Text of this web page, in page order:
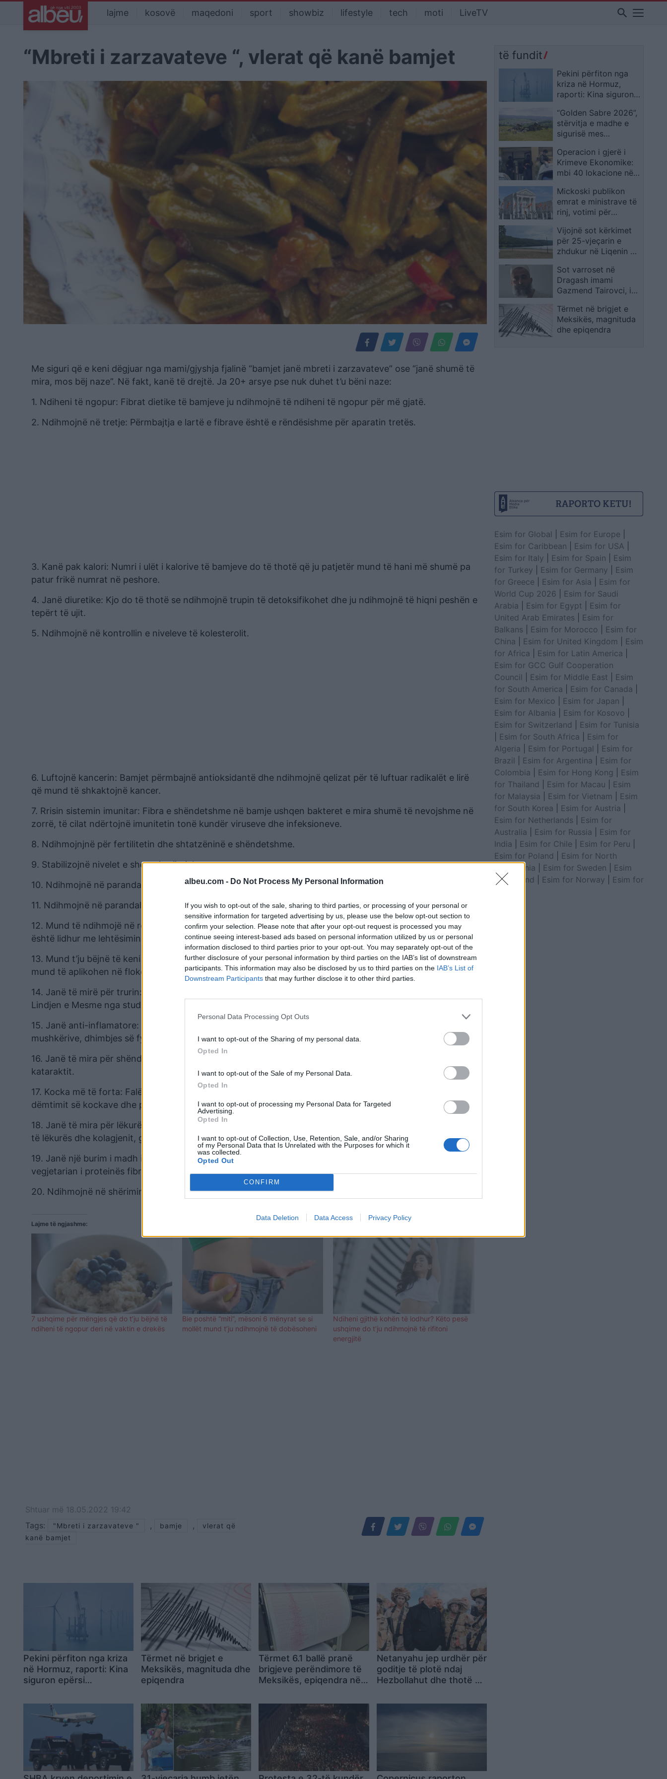
albeu.com - Do Not Process My Personal Information
If you wish to opt-out of the sale, sharing to third parties, or processing of your personal or
sensitive information for targeted advertising by us, please use the below opt-out section to
confirm your selection. Please note that after your opt-out request is processed you may
continue seeing interest-based ads based on personal information utilized by us or personal
information disclosed to third parties prior to your opt-out. You may separately opt-out of the
further disclosure of your personal information by third parties on the IAB’s list of downstream
participants. This information may also be disclosed by us to third parties on the IAB’s List of
Downstream Participants that may further disclose it to other third parties.
Personal Data Processing Opt Outs
I want to opt-out of the Sharing of my personal data.
Opted In
I want to opt-out of the Sale of my Personal Data.
Opted In
I want to opt-out of processing my Personal Data for Targeted
Advertising.
Opted In
I want to opt-out of Collection, Use, Retention, Sale, and/or Sharing
of my Personal Data that Is Unrelated with the Purposes for which it
was collected.
Opted Out
CONFIRM
Data Deletion Data Access Privacy Policy
lajme kosovë maqedoni sport showbiz lifestyle tech moti LiveTV search
“Mbreti i zarzavateve “, vlerat që kanë bamjet
Me siguri që e keni dëgjuar nga mami/gjyshja fjalinë “bamjet janë mbreti i zarzavateve” ose “janë shumë të
mira, mos bëj naze”. Në fakt, kanë të drejtë. Ja 20+ arsye pse nuk duhet t’u bëni naze:
1. Ndiheni të ngopur: Fibrat dietike të bamjeve ju ndihmojnë të ndiheni të ngopur për më gjatë.
2. Ndihmojnë në tretje: Përmbajtja e lartë e fibrave është e rëndësishme për aparatin tretës.
3. Kanë pak kalori: Numri i ulët i kalorive të bamjeve do të thotë që ju patjetër mund të hani më shumë pa
patur frikë numrat në peshore.
4. Janë diuretike: Kjo do të thotë se ndihmojnë trupin të detoksifikohet dhe ju ndihmojnë të hiqni peshën e
tepërt të ujit.
5. Ndihmojnë në kontrollin e niveleve të kolesterolit.
6. Luftojnë kancerin: Bamjet përmbajnë antioksidantë dhe ndihmojnë qelizat për të luftuar radikalët e lirë
që mund të shkaktojnë kancer.
7. Rrisin sistemin imunitar: Fibra e shëndetshme në bamje ushqen bakteret e mira shumë të nevojshme në
zorrë, të cilat ndërtojnë imunitetin tonë kundër viruseve dhe infeksioneve.
8. Ndihmojnjnë për fertilitetin dhe shtatzëninë e shëndetshme.
9. Stabilizojnë nivelet e sheqerit në gjak.
10. Ndihmojnë në parandalimin e diabetit.
11. Ndihmojnë në parandalimin e sëmundjeve të veshkave
12. Mund të ndihmojë në reduktimin e simptomave të astmës: Doza e fuqishme e vitaminës C e bamjeve
është lidhur me lehtësimin e problemeve të frymëmarrjes si astma.
13. Mund t’ju bëjnë të keni flokë të shëndetshëm: Bamjet e ziera, të ftohura dhe të përziera me lëng limoni
mund të aplikohen në flokët.
14. Janë të mirë për trurin: Bamjet besohen të jenë një ushqim i mirë për trurin dhe hahen shpesh në
Lindjen e Mesme nga studentët që kanë nevojë për “rifreskim” të trurit.
15. Janë anti-inflamatore: Kjo do të thotë se janë të mira për kyçet, si dhe për trajtimin e inflamacionit të
mushkërive, dhimbjes së fytit dhe sindromës së zorrës së irrituar.
16. Janë të mira për shëndetin e syve: Vitaminat C dhe A janë të lidhura me reduktimin e rrezikut të
kataraktit.
17. Kocka më të forta: Falë vitaminës K dhe folateve të saj, bamja është vlerësuar me parandalimin e
dëmtimit së kockave dhe parandalimin e osteoporozës.
18. Janë të mira për lëkurën: Përmbajtja e lartë e vitaminës C ndihmon në rritjen dhe përtëritjen e qelizave
të lëkurës dhe kolagjenit, gjë që e mban lëkurën të duket më e lëmuar, më e re dhe më e shëndetshme.
19. Janë një burim i madh i proteinave bimore: Me 2 gramë proteina për filxhan, bamja është një burim
vegjetarian i proteinës fibroze, lehtësisht i tretshëm.
20. Ndihmojnë në shërimin e ulçerës./albeu.com
Lajme të ngjashme:
7 ushqime për mëngjes që do t’ju bëjnë të
ndiheni të ngopur deri në vaktin e drekës
Bie poshtë “miti”, mësoni 6 mënyrat se si
mollët mund t’ju ndihmojnë të dobësoheni
Ndiheni gjithë kohën të lodhur? Këto pesë
ushqime do t’ju ndihmojnë të rifitoni
energjitë
Shtuar më 18.05.2022 19:42
Tags:
"Mbreti i zarzavateve " , bamje ,
vlerat që
kanë bamjet
Pekini përfiton nga kriza
në Hormuz, raporti: Kina
siguron epërsi
gjeopolitike
Tërmet në brigjet e
Meksikës, magnituda dhe
epiqendra
Tërmet 6.1 ballë pranë
brigjeve perëndimore të
Meksikës, epiqendra në
rënda
Netanyahu jep urdhër për
goditje të plotë ndaj
Hezbollahut dhe thotë se
nga jugu i Libanit
të fundit
Pekini përfiton nga
kriza në Hormuz,
raporti: Kina siguron
gjeopolitike
“Golden Sabre 2026”,
stërvitja e madhe e
sigurisë mes
vendore dhe
ndërkombëtare
Operacion i gjerë i
Krimeve Ekonomike:
mbi 40 lokacione nën
mashtrim në importin
e naftës
Mickoski publikon
emrat e ministrave të
rinj, votimi për
Qeverisë pritet deri në
mesin e korrikut
Vijojnë sot kërkimet
për 25-vjeçarin e
zhdukur në Liqenin e
Sot varroset në
Dragash imami
Gazmend Tairovci, i
hënës
Tërmet në brigjet e
Meksikës, magnituda
dhe epiqendra
Esim for Global Esim for Europe
Esim for Caribbean
Esim for USA
Esim for Italy
Esim for Spain
Esim
for Turkey
Esim for Germany
Esim
for Greece
Esim for Asia
Esim for
World Cup 2026
Esim for Saudi
Arabia
Esim for Egypt
Esim for
United Arab Emirates
Esim for
Balkans
Esim for Morocco
Esim for
China
Esim for United Kingdom
Esim
for Africa
Esim for Latin America
Esim for GCC Gulf Cooperation
Council
Esim for Middle East
Esim
for South America
Esim for Canada
Esim for Mexico
Esim for Japan
Esim for Albania
Esim for Kosovo
Esim for Switzerland
Esim for Tunisia
Esim for South Africa
Esim for
Algeria
Esim for Portugal
Esim for
Brazil
Esim for Argentina
Esim for
Colombia
Esim for Hong Kong
Esim
for Thailand
Esim for Macau
Esim
for Malaysia
Esim for Vietnam
Esim
for South Korea
Esim for Austria
Esim for Netherlands
Esim for
Australia
Esim for Russia
Esim for
India
Esim for Chile Esim for Peru
Esim for Poland
Esim for North
Macedonia
Esim for Sweden
Esim
for Finland
Esim for Norway
Esim for